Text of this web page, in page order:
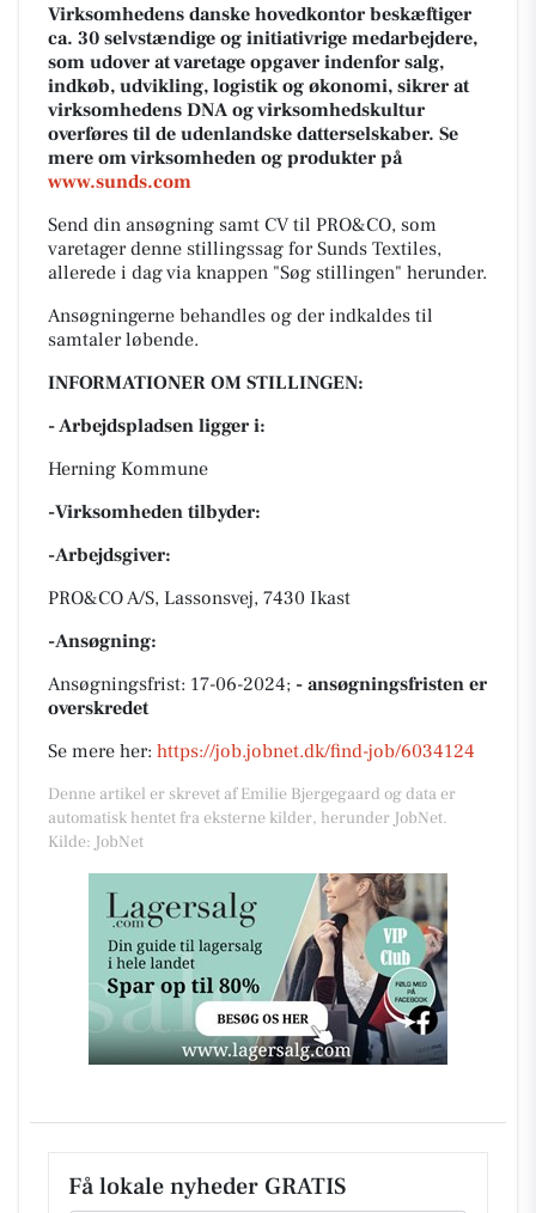
Virksomhedens danske hovedkontor beskæftiger
ca. 30 selvstændige og initiativrige medarbejdere,
som udover at varetage opgaver indenfor salg,
indkøb, udvikling, logistik og økonomi, sikrer at
virksomhedens DNA og virksomhedskultur
overføres til de udenlandske datterselskaber. Se
mere om virksomheden og produkter på
www.sunds.com
Send din ansøgning samt CV til PRO&CO, som
varetager denne stillingssag for Sunds Textiles,
allerede i dag via knappen "Søg stillingen" herunder.
Ansøgningerne behandles og der indkaldes til
samtaler løbende.
INFORMATIONER OM STILLINGEN:
- Arbejdspladsen ligger i:
Herning Kommune
-Virksomheden tilbyder:
-Arbejdsgiver:
PRO&CO A/S, Lassonsvej, 7430 Ikast
-Ansøgning:
Ansøgningsfrist: 17-06-2024; - ansøgningsfristen er
overskredet
Se mere her: https://job.jobnet.dk/find-job/6034124
Denne artikel er skrevet af Emilie Bjergegaard og data er
automatisk hentet fra eksterne kilder, herunder JobNet.
Kilde: JobNet
Få lokale nyheder GRATIS